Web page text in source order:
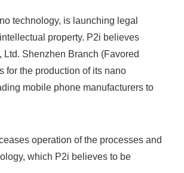
technology, is launching legal
property. P2i believes
Shenzhen Branch (Favored
for the production of its nano
mobile phone manufacturers to
operation of the processes and
which P2i believes to be